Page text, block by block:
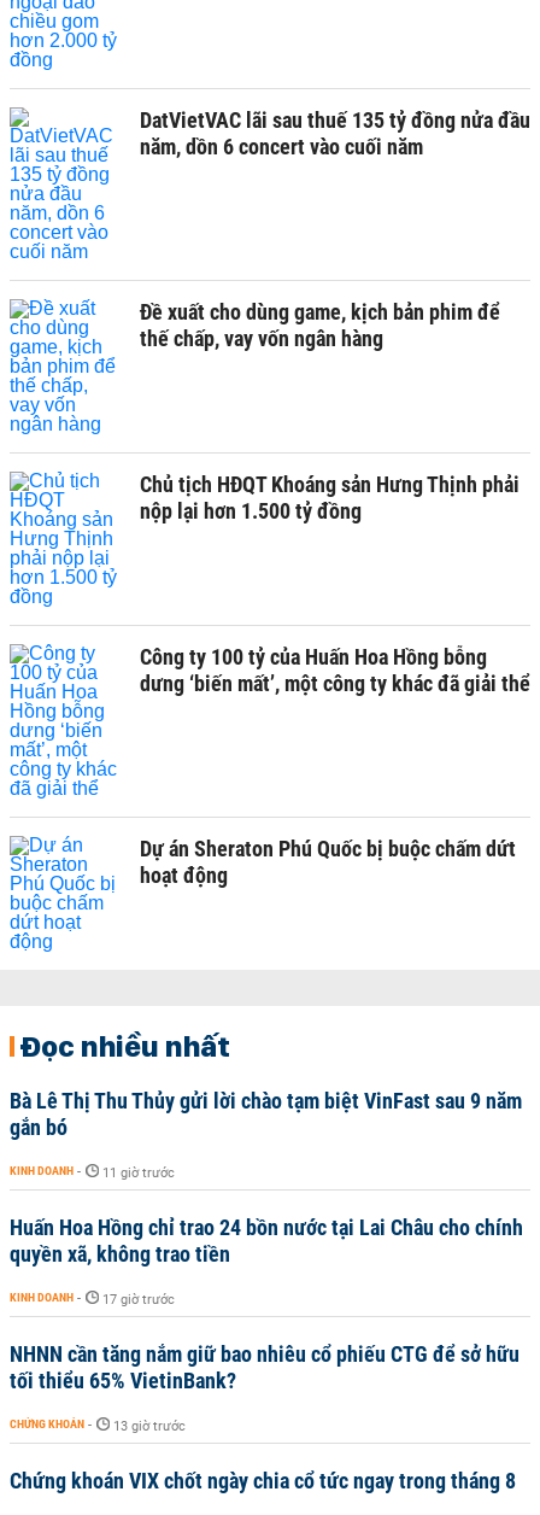
DatVietVAC lãi sau thuế 135 tỷ đồng nửa đầu
năm, dồn 6 concert vào cuối năm
Đề xuất cho dùng game, kịch bản phim để
thế chấp, vay vốn ngân hàng
Chủ tịch HĐQT Khoáng sản Hưng Thịnh phải
nộp lại hơn 1.500 tỷ đồng
Công ty 100 tỷ của Huấn Hoa Hồng bỗng
dưng ‘biến mất’, một công ty khác đã giải thể
Dự án Sheraton Phú Quốc bị buộc chấm dứt
hoạt động
Đọc nhiều nhất
Bà Lê Thị Thu Thủy gửi lời chào tạm biệt VinFast sau 9 năm
gắn bó
KINH DOANH - 11 giờ trước
Huấn Hoa Hồng chỉ trao 24 bồn nước tại Lai Châu cho chính
quyền xã, không trao tiền
KINH DOANH - 17 giờ trước
NHNN cần tăng nắm giữ bao nhiêu cổ phiếu CTG để sở hữu
tối thiểu 65% VietinBank?
CHỨNG KHOÁN - 13 giờ trước
Chứng khoán VIX chốt ngày chia cổ tức ngay trong tháng 8